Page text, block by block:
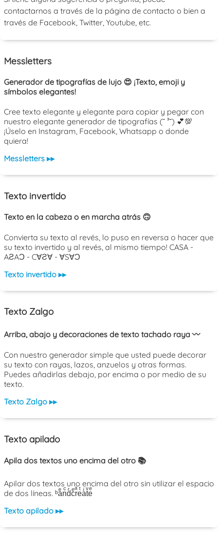
contactarnos a través de la página de contacto o bien a
través de Facebook, Twitter, Youtube, etc.
Messletters
Generador de tipografías de lujo 😍 ¡Texto, emoji y
símbolos elegantes!
Cree texto elegante y elegante para copiar y pegar con
nuestro elegante generador de tipografías (˘ ³˘) 💕💯
¡Úselo en Instagram, Facebook, Whatsapp o donde
quiera!
Messletters ▸▸
Texto invertido
Texto en la cabeza o en marcha atrás 🙃
Convierta su texto al revés, lo puso en reversa o hacer que
su texto invertido y al revés, al mismo tiempo! CASA -
AƧAƆ - C∀Ƨ∀ - ∀S∀Ɔ
Texto invertido ▸▸
Texto Zalgo
Arriba, abajo y decoraciones de texto tachado raya 〰️
Con nuestro generador simple que usted puede decorar
su texto con rayas, lazos, anzuelos y otras formas.
Puedes añadirlas debajo, por encima o por medio de su
texto.
Texto Zalgo ▸▸
Texto apilado
Apila dos textos uno encima del otro 📚
Apilar dos textos uno encima del otro sin utilizar el espacio
de dos líneas. ᵇaͤnͨdͬcͤrͣeͭaͥtͮeͤ
Texto apilado ▸▸